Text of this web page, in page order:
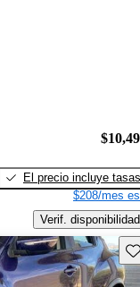
El precio incluye tasas
$208/mes
Verif. disponibilidad